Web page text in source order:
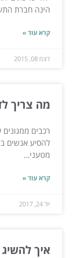
הינה חברת
קרא עוד »
דצמ 08, 2015
מה צריך
להסיע אנשים
מטעני...
קרא עוד »
יול 24, 2017
איך להשיג